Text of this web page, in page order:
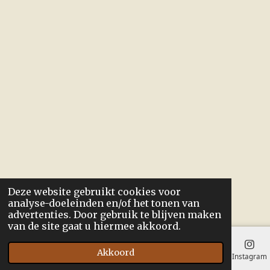
Deze website gebruikt cookies voor
analyse-doeleinden en/of het tonen van
advertenties. Door gebruik te blijven maken
van de site gaat u hiermee akkoord.
Akkoord
E-mailadres Instagram